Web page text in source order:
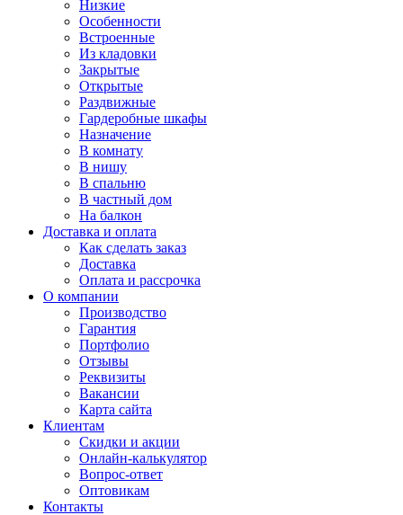
Низкие
Особенности
Встроенные
Из кладовки
Закрытые
Открытые
Раздвижные
Гардеробные шкафы
Назначение
В комнату
В нишу
В спальню
В частный дом
На балкон
Доставка и оплата
Как сделать заказ
Доставка
Оплата и рассрочка
О компании
Производство
Гарантия
Портфолио
Отзывы
Реквизиты
Вакансии
Карта сайта
Клиентам
Скидки и акции
Онлайн-калькулятор
Вопрос-ответ
Оптовикам
Контакты